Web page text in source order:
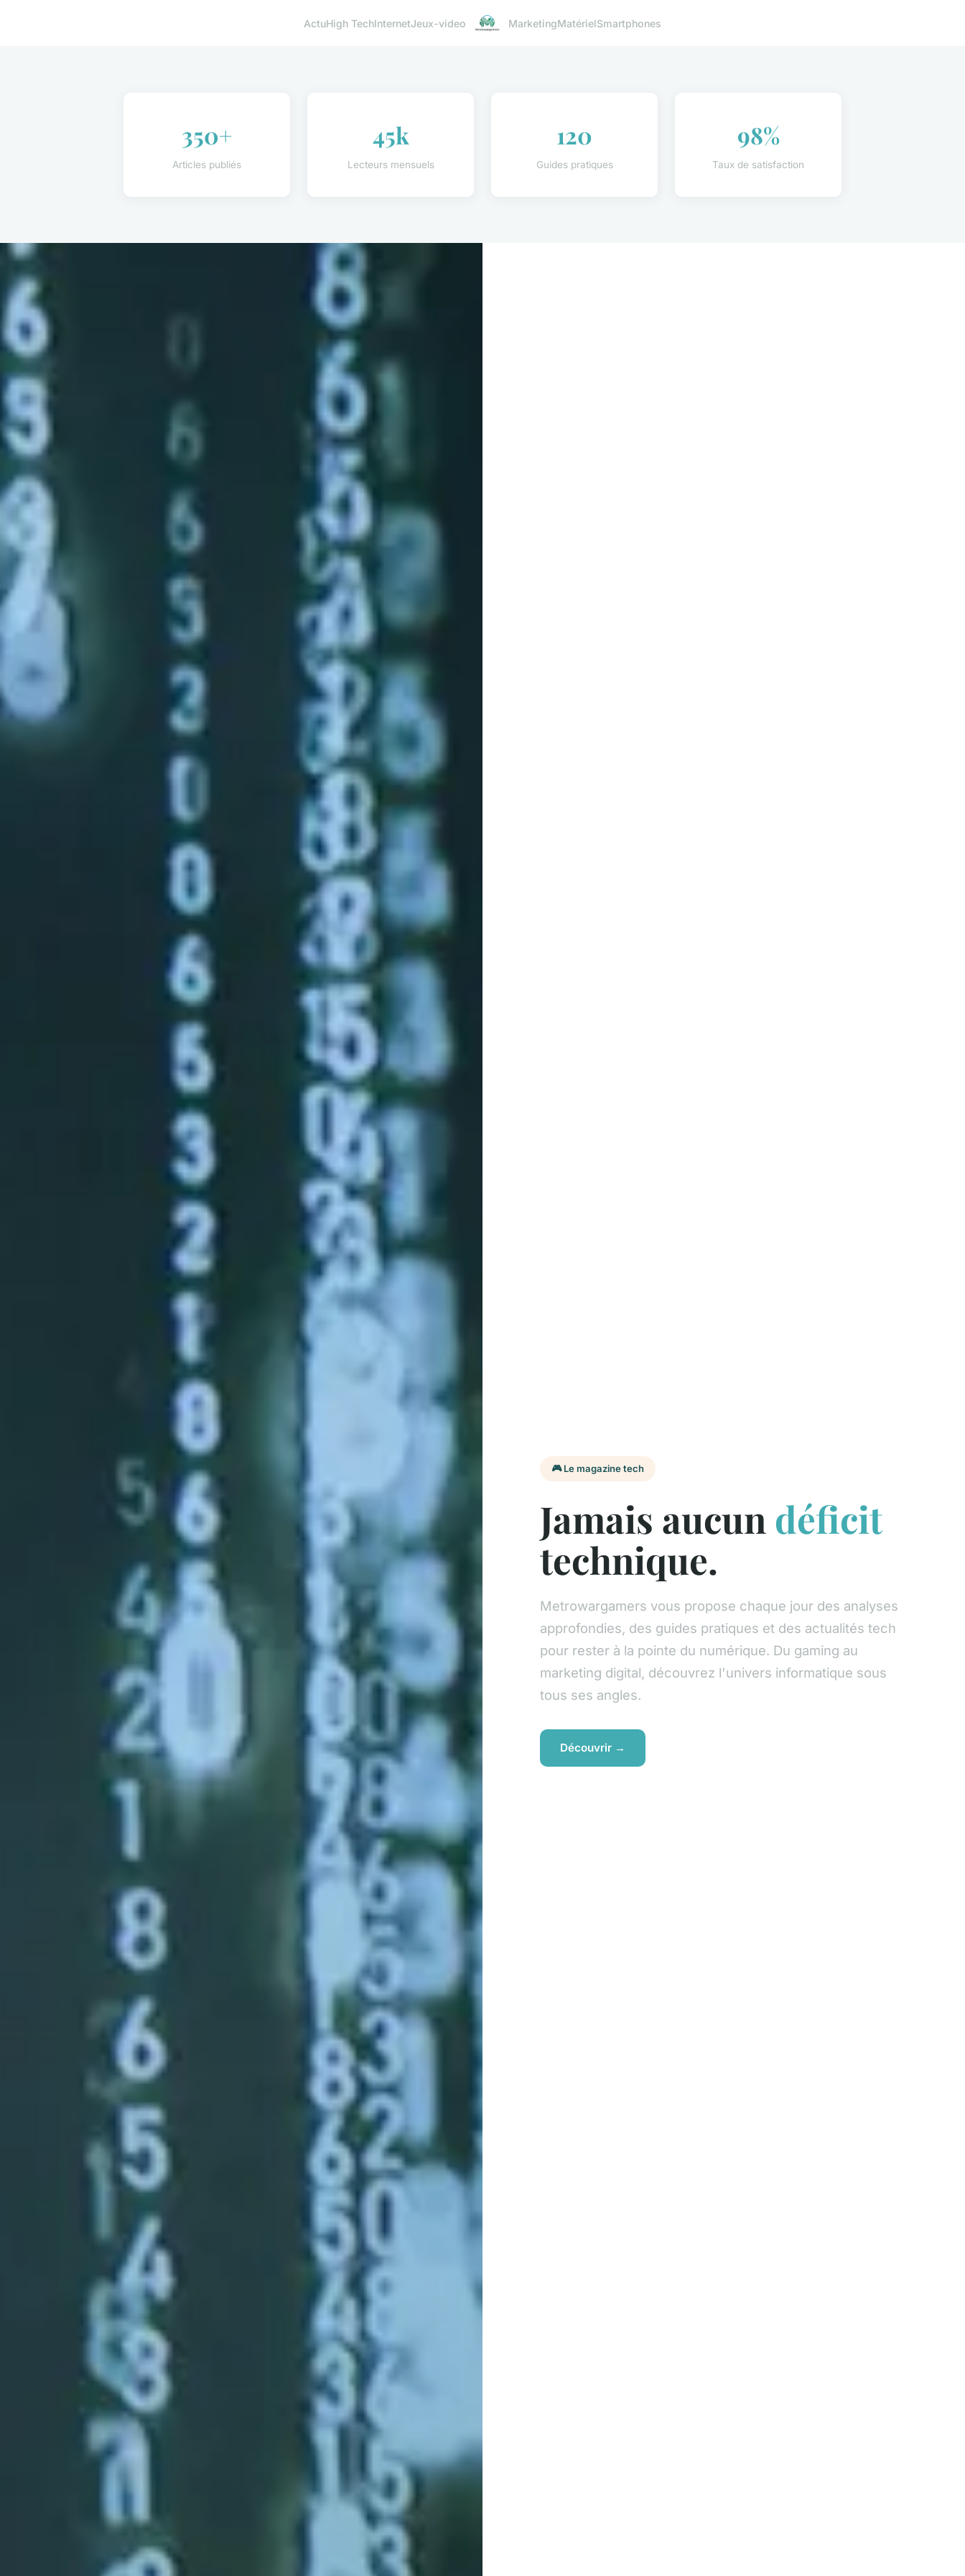
ActuHigh TechInternetJeux-video MarketingMatérielSmartphones
350+
Articles publiés
45k
Lecteurs mensuels
120
Guides pratiques
98%
Taux de satisfaction
🎮 Le magazine tech
Jamais aucun déficit
technique.
Metrowargamers vous propose chaque jour des analyses
approfondies, des guides pratiques et des actualités tech
pour rester à la pointe du numérique. Du gaming au
marketing digital, découvrez l'univers informatique sous
tous ses angles.
Découvrir →